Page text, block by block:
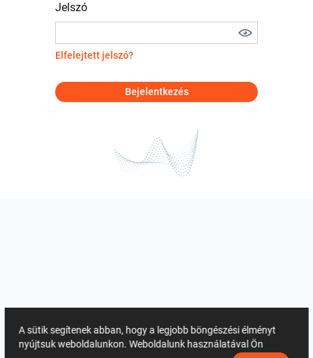
Jelszó
Elfelejtett jelszó?
Bejelentkezés
A sütik segítenek abban, hogy a legjobb böngészési élményt
nyújtsuk weboldalunkon. Weboldalunk használatával Ön